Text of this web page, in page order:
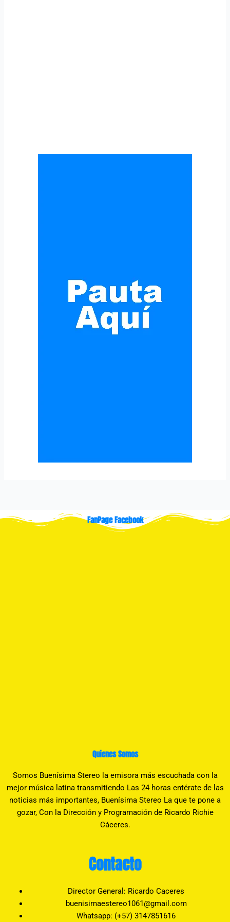
FanPage Facebook
Quienes Somos
Somos Buenísima Stereo la emisora más escuchada con la
mejor música latina transmitiendo Las 24 horas entérate de las
noticias más importantes, Buenísima Stereo La que te pone a
gozar, Con la Dirección y Programación de Ricardo Richie
Cáceres.
Contacto
Director General: Ricardo Caceres
buenisimaestereo1061@gmail.com
Whatsapp: (+57) 3147851616